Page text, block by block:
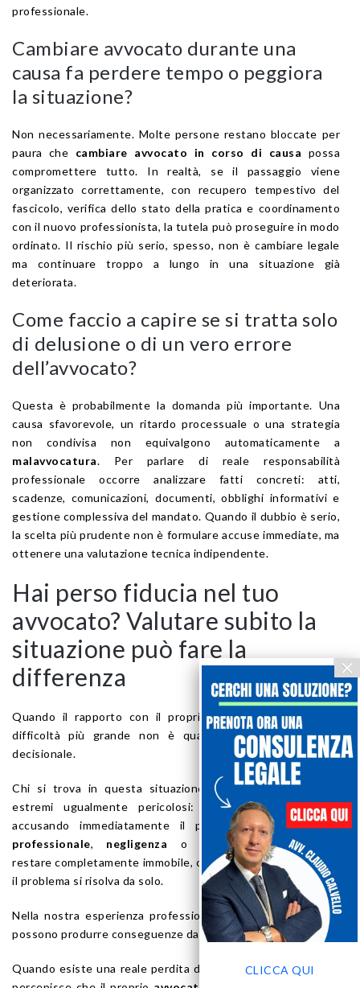
professionale.
Cambiare avvocato durante una
causa fa perdere tempo o peggiora
la situazione?
Non necessariamente. Molte persone restano bloccate per
paura che cambiare avvocato in corso di causa possa
compromettere tutto. In realtà, se il passaggio viene
organizzato correttamente, con recupero tempestivo del
fascicolo, verifica dello stato della pratica e coordinamento
con il nuovo professionista, la tutela può proseguire in modo
ordinato. Il rischio più serio, spesso, non è cambiare legale
ma continuare troppo a lungo in una situazione già
deteriorata.
Come faccio a capire se si tratta solo
di delusione o di un vero errore
dell’avvocato?
Questa è probabilmente la domanda più importante. Una
causa sfavorevole, un ritardo processuale o una strategia
non condivisa non equivalgono automaticamente a
malavvocatura. Per parlare di reale responsabilità
professionale occorre analizzare fatti concreti: atti,
scadenze, comunicazioni, documenti, obblighi informativi e
gestione complessiva del mandato. Quando il dubbio è serio,
la scelta più prudente non è formulare accuse immediate, ma
ottenere una valutazione tecnica indipendente.
Hai perso fiducia nel tuo
avvocato? Valutare subito la
situazione può fare la
differenza
Quando il rapporto con il proprio avvocato si incrina, la
difficoltà più grande non è quasi mai solo giuridica. È
decisionale.
Chi si trova in questa situazione spesso oscilla tra due
estremi ugualmente pericolosi: reagire impulsivamente,
accusando immediatamente il professionista dierrore
professionale, negligenza o malavvocatura
, oppure
restare completamente immobile, continuando a sperare che
il problema si risolva da solo.
Nella nostra esperienza professionale, entrambe le strade
possono produrre conseguenze dannose.
Quando esiste una reale perdita di fiducia, quando il cliente
CLICCA QUI